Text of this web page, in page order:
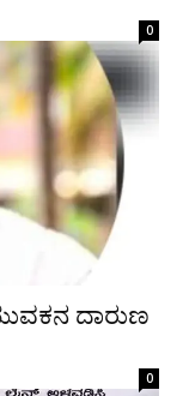
0
ದಾರುಣ
0